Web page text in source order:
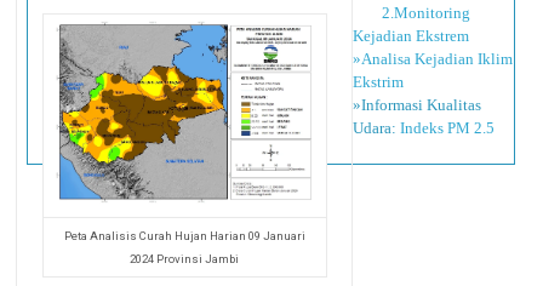
Peta Analisis Curah Hujan Harian 09 Januari
2024 Provinsi Jambi
2.Monitoring
Kejadian Ekstrem
»Analisa Kejadian Iklim
Ekstrim
»Informasi Kualitas
Udara: Indeks PM 2.5